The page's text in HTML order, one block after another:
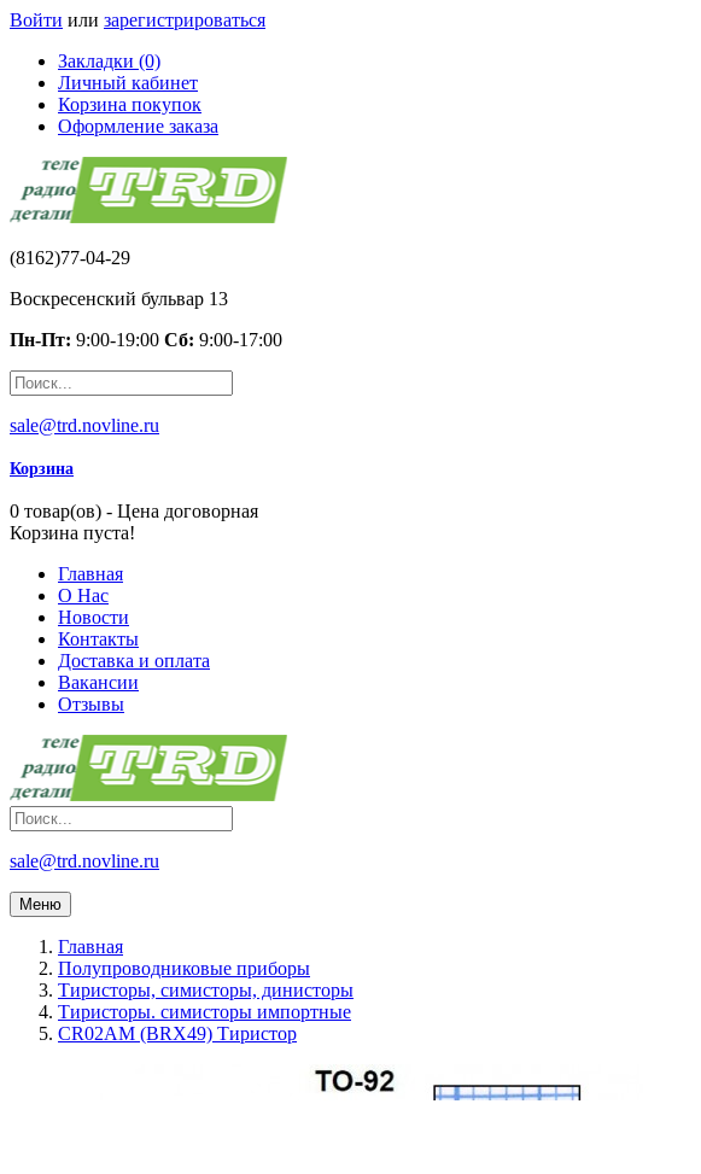
Войти или зарегистрироваться
Закладки (0)
Личный кабинет
Корзина покупок
Оформление заказа
(8162)77-04-29
Воскресенский бульвар 13
Пн-Пт: 9:00-19:00 Сб: 9:00-17:00
sale@trd.novline.ru
Корзина
0 товар(ов) - Цена договорная
Корзина пуста!
Главная
О Нас
Новости
Контакты
Доставка и оплата
Вакансии
Отзывы
sale@trd.novline.ru
Меню
Главная
Полупроводниковые приборы
Тиристоры, симисторы, динисторы
Тиристоры. симисторы импортные
CR02AM (BRX49) Тиристор